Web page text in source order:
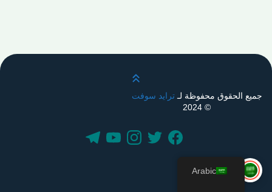
قم بالتمرير لأعلى
جميع الحقوق محفوظة لـترايد سوفت
© 2024
Arabic